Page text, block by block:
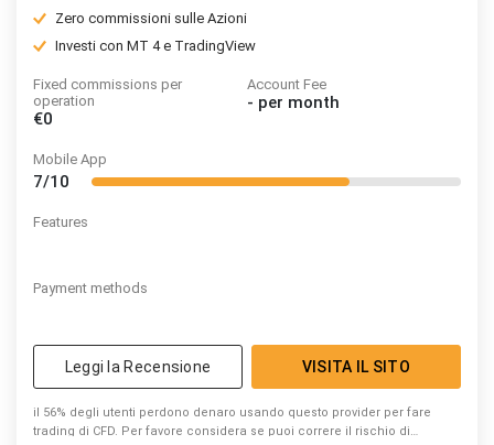
Zero commissioni sulle Azioni
Investi con MT 4 e TradingView
Fixed commissions per
operation
€0
Account Fee
- per month
Mobile App
7/10
Features
Payment methods
Leggi la Recensione VISITA IL SITO
il 56% degli utenti perdono denaro usando questo provider per fare
trading di CFD. Per favore considera se puoi correre il rischio di